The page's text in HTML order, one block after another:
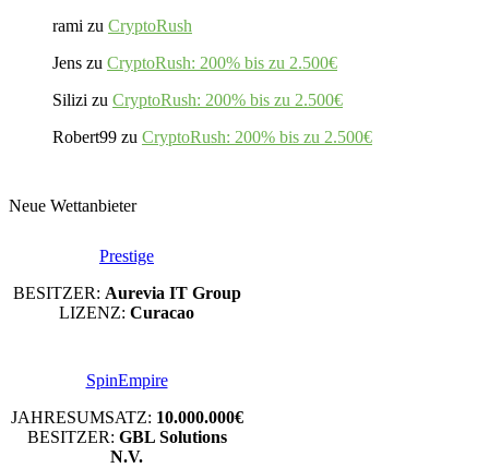
rami zu CryptoRush
Jens zu CryptoRush: 200% bis zu 2.500€
Silizi zu CryptoRush: 200% bis zu 2.500€
Robert99 zu CryptoRush: 200% bis zu 2.500€
Neue Wettanbieter
Prestige
BESITZER: Aurevia IT Group
LIZENZ: Curacao
SpinEmpire
JAHRESUMSATZ: 10.000.000€
BESITZER: GBL Solutions
N.V.